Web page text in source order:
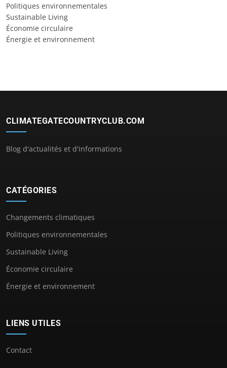
Politiques environnementales
Sustainable Living
Économie circulaire
Énergie et environnement
CLIMATEGATECOUNTRYCLUB.COM
Blog d'actualités et d'informations
CATÉGORIES
Changements climatiques
Politiques environnementales
Sustainable Living
Économie circulaire
Énergie et environnement
LIENS UTILES
Contact